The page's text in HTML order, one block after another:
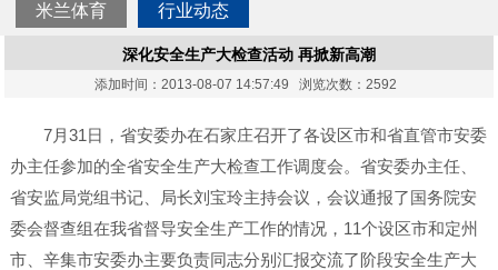
米兰体育 行业动态
深化安全生产大检查活动 再掀新高潮
添加时间：2013-08-07 14:57:49 浏览次数：2592
7月31日，省安委办在石家庄召开了各设区市和省直管市安委
办主任参加的全省安全生产大检查工作调度会。省安委办主任、
省安监局党组书记、局长刘宝玲主持会议，会议通报了国务院安
委会督查组在我省督导安全生产工作的情况，11个设区市和定州
市、辛集市安委办主要负责同志分别汇报交流了阶段安全生产大